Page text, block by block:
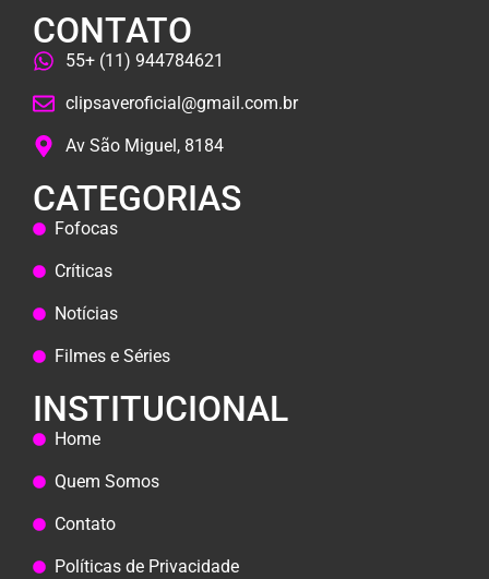
CONTATO
55+ (11) 944784621
clipsaveroficial@gmail.com.br
Av São Miguel, 8184
CATEGORIAS
Fofocas
Críticas
Notícias
Filmes e Séries
INSTITUCIONAL
Home
Quem Somos
Contato
Políticas de Privacidade